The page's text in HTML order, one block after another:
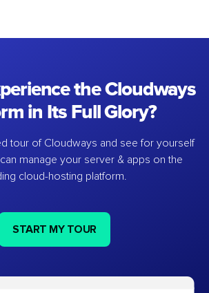
the Cloudways
in Its Full Glory?
tour of Cloudways and see for yourself
manage your server & apps on the
cloud-hosting platform.
START MY TOUR